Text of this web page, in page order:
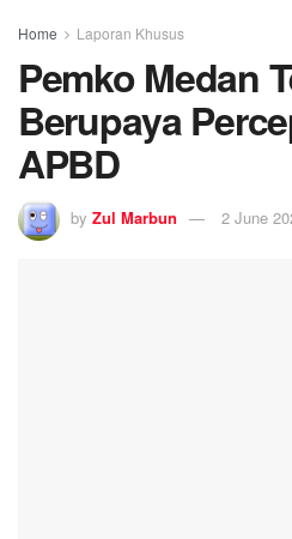
Home Laporan Khusus
Pemko Medan
Berupaya
APBD
by Zul Marbun 2 June